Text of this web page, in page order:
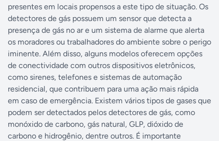
presentes em locais propensos a este tipo de situação. Os
detectores de gás possuem um sensor que detecta a
presença de gás no ar e um sistema de alarme que alerta
os moradores ou trabalhadores do ambiente sobre o perigo
iminente. Além disso, alguns modelos oferecem opções
de conectividade com outros dispositivos eletrônicos,
como sirenes, telefones e sistemas de automação
residencial, que contribuem para uma ação mais rápida
em caso de emergência. Existem vários tipos de gases que
podem ser detectados pelos detectores de gás, como
monóxido de carbono, gás natural, GLP, dióxido de
carbono e hidrogênio, dentre outros. É importante